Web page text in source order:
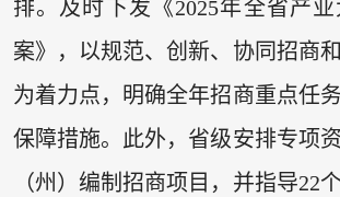
排。及时下发《2025年全省产
案》，以规范、创新、协同招商
为着力点，明确全年招商重点任
保障措施。此外，省级安排专项
（州）编制招商项目，并指导22